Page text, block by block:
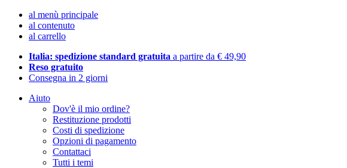
al menù principale
al contenuto
al carrello
Italia: spedizione standard gratuita a partire da € 49,90
Reso gratuito
Consegna in 2 giorni
Aiuto
Dov'è il mio ordine?
Restituzione prodotti
Costi di spedizione
Opzioni di pagamento
Contattaci
Tutti i temi